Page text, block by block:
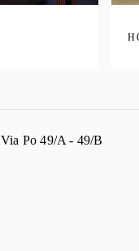
Via Po 49/A - 49/B